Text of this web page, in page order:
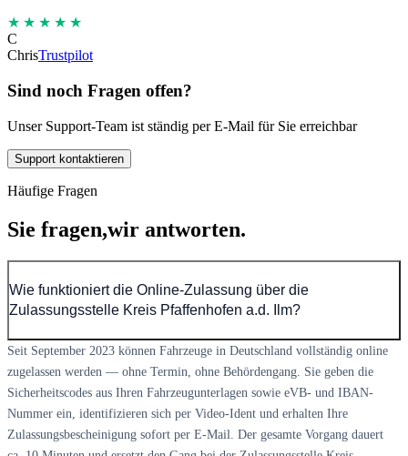
★★★★★
C
ChrisTrustpilot
Sind noch Fragen offen?
Unser Support-Team ist ständig per E-Mail für Sie erreichbar
Support kontaktieren
Häufige Fragen
Sie fragen,wir antworten.
Wie funktioniert die Online-Zulassung über die
Zulassungsstelle Kreis Pfaffenhofen a.d. Ilm?
Seit September 2023 können Fahrzeuge in Deutschland vollständig online
zugelassen werden — ohne Termin, ohne Behördengang. Sie geben die
Sicherheitscodes aus Ihren Fahrzeugunterlagen sowie eVB- und IBAN-
Nummer ein, identifizieren sich per Video-Ident und erhalten Ihre
Zulassungsbescheinigung sofort per E-Mail. Der gesamte Vorgang dauert